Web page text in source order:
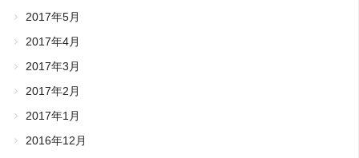
2017年5月
2017年4月
2017年3月
2017年2月
2017年1月
2016年12月